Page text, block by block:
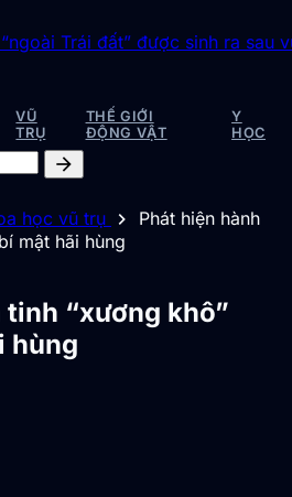
Trái đất” được sinh ra sau
VŨ
TRỤ
THẾ GIỚI
ĐỘNG VẬT
Y
HỌC
arrow_forward
học vũ trụ chevron_right
Phát hiện hành
mật hãi hùng
“xương khô”
hùng